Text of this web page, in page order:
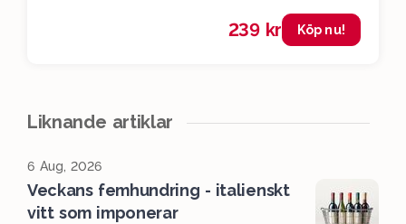
239 kr Köp nu!
Liknande artiklar
6 Aug, 2026
Veckans femhundring - italienskt
vitt som imponerar